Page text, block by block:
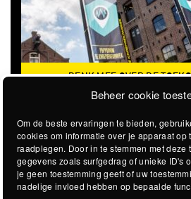
Beheer cookie
Om de beste ervaringen te bieden,
cookies om informatie over je apparaat op
raadplegen. Door in te stemmen met
gegevens zoals surfgedrag of unieke ID's
je geen toestemming geeft of uw
nadelige invloed hebben op bepaalde
DENK MEE OVER DE